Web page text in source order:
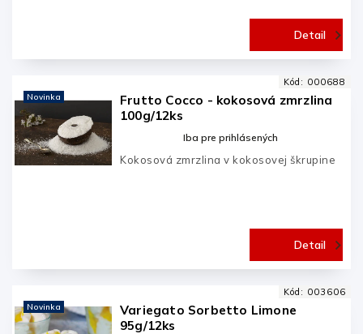
Detail
Novinka
Frutto Cocco - kokosová zmrzlina
100g/12ks
Iba pre prihlásených
Detail
Kokosová zmrzlina v kokosovej škrupine
Kód: 000688
Novinka
Variegato Sorbetto Limone
95g/12ks
Kód: 003606